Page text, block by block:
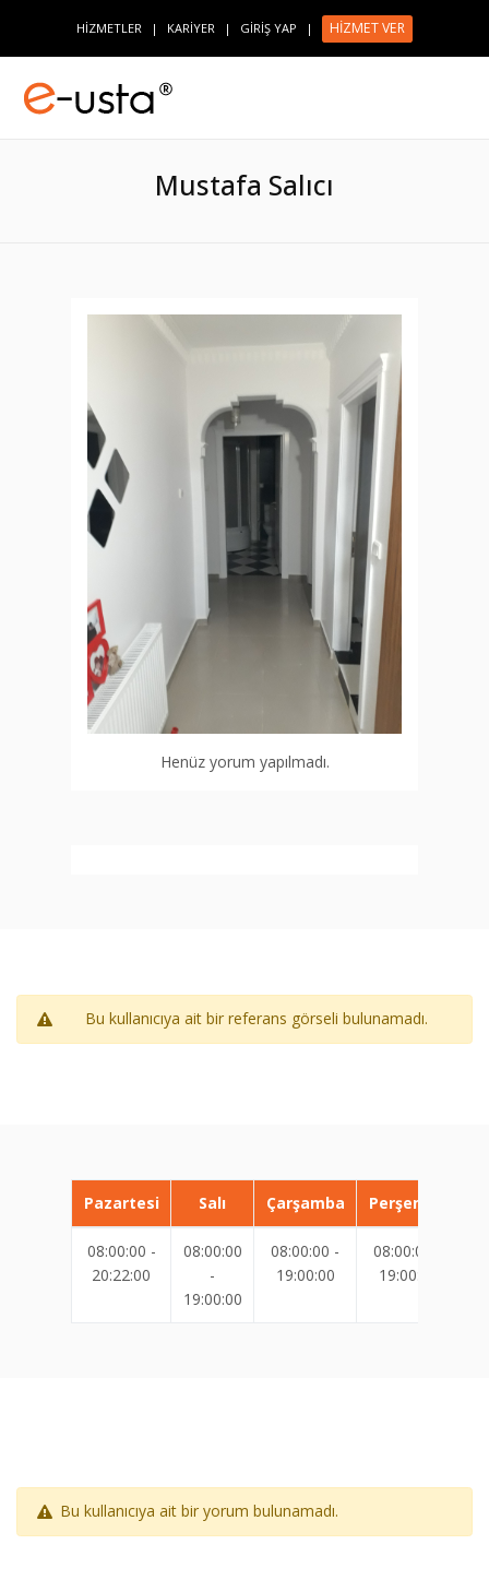
HİZMETLER | KARİYER | GİRİŞ YAP | HİZMET VER
Mustafa Salıcı
Henüz yorum yapılmadı.
Bu kullanıcıya ait bir referans görseli bulunamadı.
Pazartesi Salı Çarşamba Perşembe
08:00:00 -
20:22:00
08:00:00
-
19:00:00
08:00:00 -
19:00:00
08:00:00 -
19:00:00
Bu kullanıcıya ait bir yorum bulunamadı.